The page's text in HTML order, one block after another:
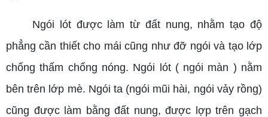
Ngói lót được làm từ đất nung, nhằm tạo độ
phẳng cần thiết cho mái cũng như đỡ ngói và tạo lớp
chống thấm chống nóng. Ngói lót ( ngói màn ) nằm
bên trên lớp mè. Ngói ta (ngói mũi hài, ngói vảy rồng)
cũng được làm bằng đất nung, được lợp trên gạch